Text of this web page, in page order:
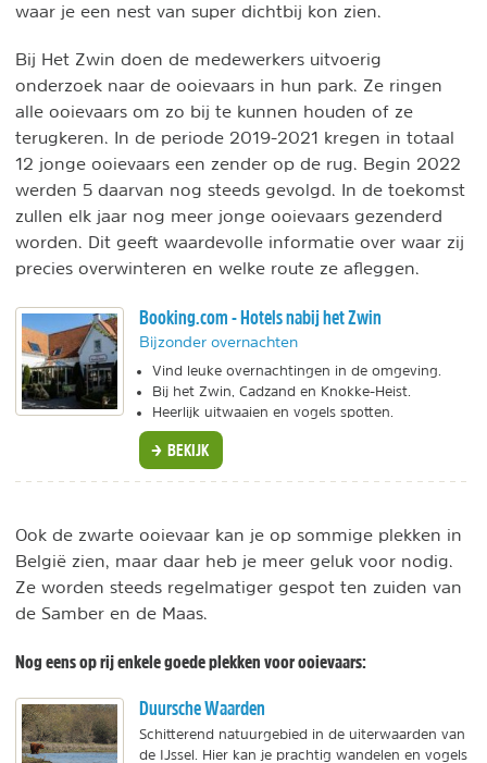
waar je een nest van super dichtbij kon zien.
Bij Het Zwin doen de medewerkers uitvoerig
onderzoek naar de ooievaars in hun park. Ze ringen
alle ooievaars om zo bij te kunnen houden of ze
terugkeren. In de periode 2019-2021 kregen in totaal
12 jonge ooievaars een zender op de rug. Begin 2022
werden 5 daarvan nog steeds gevolgd. In de toekomst
zullen elk jaar nog meer jonge ooievaars gezenderd
worden. Dit geeft waardevolle informatie over waar zij
precies overwinteren en welke route ze afleggen.
Booking.com - Hotels nabij het Zwin
Bijzonder overnachten
Vind leuke overnachtingen in de omgeving.
Bij het Zwin, Cadzand en Knokke-Heist.
Heerlijk uitwaaien en vogels spotten.
BEKIJK
Ook de zwarte ooievaar kan je op sommige plekken in
België zien, maar daar heb je meer geluk voor nodig.
Ze worden steeds regelmatiger gespot ten zuiden van
de Samber en de Maas.
Nog eens op rij enkele goede plekken voor ooievaars:
Duursche Waarden
Schitterend natuurgebied in de uiterwaarden van
de IJssel. Hier kan je prachtig wandelen en vogels